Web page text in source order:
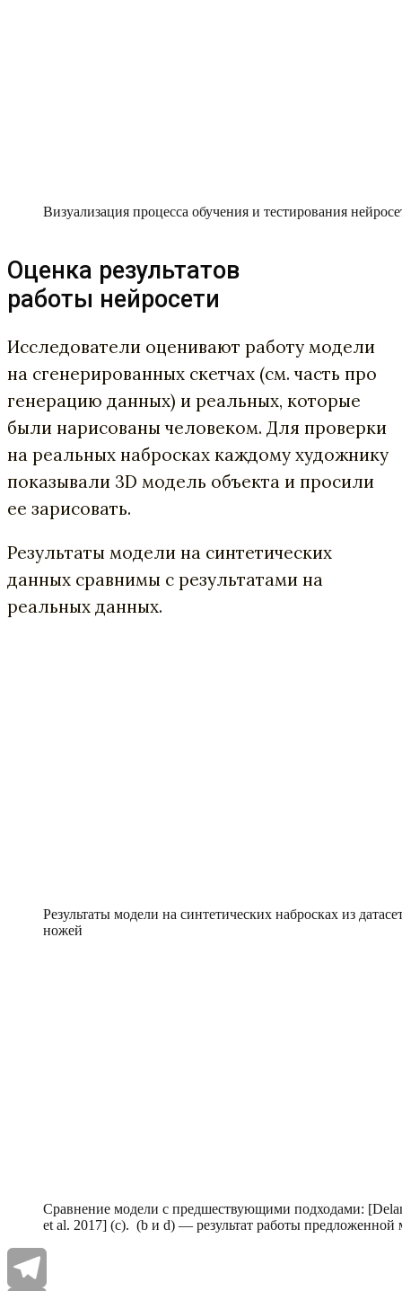
Визуализация процесса обучения и тестирования
Оценка результатов
работы нейросети
Исследователи оценивают работу модели
на сгенерированных скетчах (см. часть про
генерацию данных) и реальных, которые
были нарисованы человеком. Для проверки
на реальных набросках каждому художнику
показывали 3D модель объекта и просили
ее зарисовать.
Результаты модели на синтетических
данных сравнимы с результатами на
реальных данных.
Результаты модели на синтетических набросках из
ножей
Сравнение модели с предшествующими подходами:
et al. 2017] (c). (b и d) — результат работы предложенной